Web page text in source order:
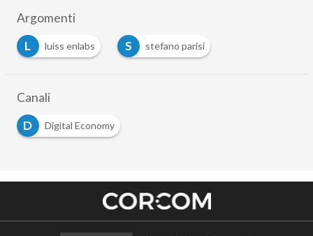
Argomenti
L
luiss enlabs S
stefano parisi
Canali
D
Digital Economy